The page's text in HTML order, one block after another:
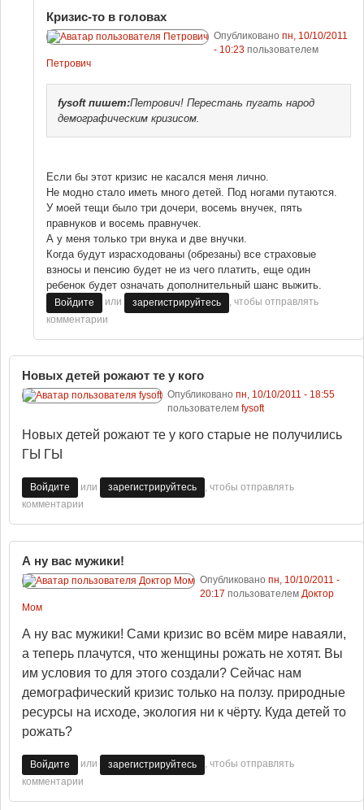
Кризис-то в головах
Опубликовано пн, 10/10/2011
- 10:23пользователем
Петрович
fysoftпишет:Петрович! Перестань пугать народ
демографическим кризисом.
Если бы этот кризис не касался меня лично.
Не модно стало иметь много детей. Под ногами путаются.
У моей тещи было три дочери, восемь внучек, пять
правнуков и восемь правнучек.
А у меня только три внука и две внучки.
Когда будут израсходованы (обрезаны) все страховые
взносы и пенсию будет не из чего платить, еще один
ребенок будет означать дополнительный шанс выжить.
Войдите или зарегистрируйтесь
, чтобы отправлять
комментарии
Новых детей рожают те у кого
Опубликовано пн, 10/10/2011 - 18:55
пользователем fysoft
Новых детей рожают те у кого старые не получились
ГЫ ГЫ
Войдите или зарегистрируйтесь
, чтобы отправлять
комментарии
А ну вас мужики!
Опубликовано пн, 10/10/2011 -
20:17 пользователем Доктор
Мом
А ну вас мужики! Сами кризис во всём мире наваяли,
а теперь плачутся, что женщины рожать не хотят. Вы
им условия то для этого создали? Сейчас нам
демографический кризис только на ползу. природные
ресурсы на исходе, экология ни к чёрту. Куда детей то
рожать?
Войдите или зарегистрируйтесь
, чтобы отправлять
комментарии